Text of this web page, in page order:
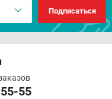
Подписаться
55